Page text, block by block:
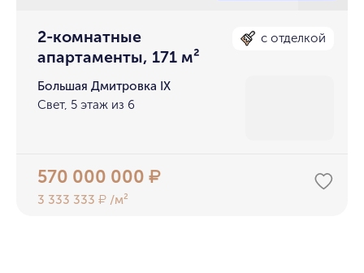
2-комнатные
апартаменты, 171 м²
с отделкой
Большая Дмитровка IX
Свет, 5 этаж из 6
570 000 000₽
3 333 333₽ /м²